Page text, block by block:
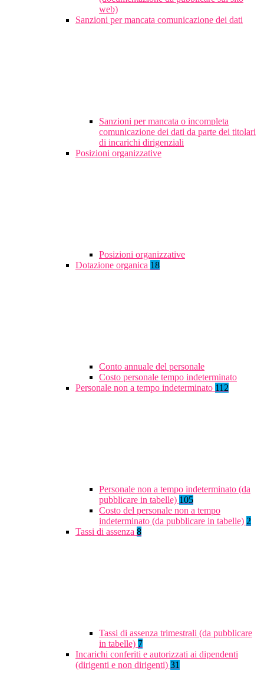
web)
Sanzioni per mancata comunicazione dei dati
Sanzioni per mancata o incompleta
comunicazione dei dati da parte dei titolari
di incarichi dirigenziali
Posizioni organizzative
Posizioni organizzative
Dotazione organica 18
Conto annuale del personale
Costo personale tempo indeterminato
Personale non a tempo indeterminato 112
Personale non a tempo indeterminato (da
pubblicare in tabelle) 105
Costo del personale non a tempo
indeterminato (da pubblicare in tabelle) 2
Tassi di assenza 8
Tassi di assenza trimestrali (da pubblicare
in tabelle) 7
Incarichi conferiti e autorizzati ai dipendenti
(dirigenti e non dirigenti) 31